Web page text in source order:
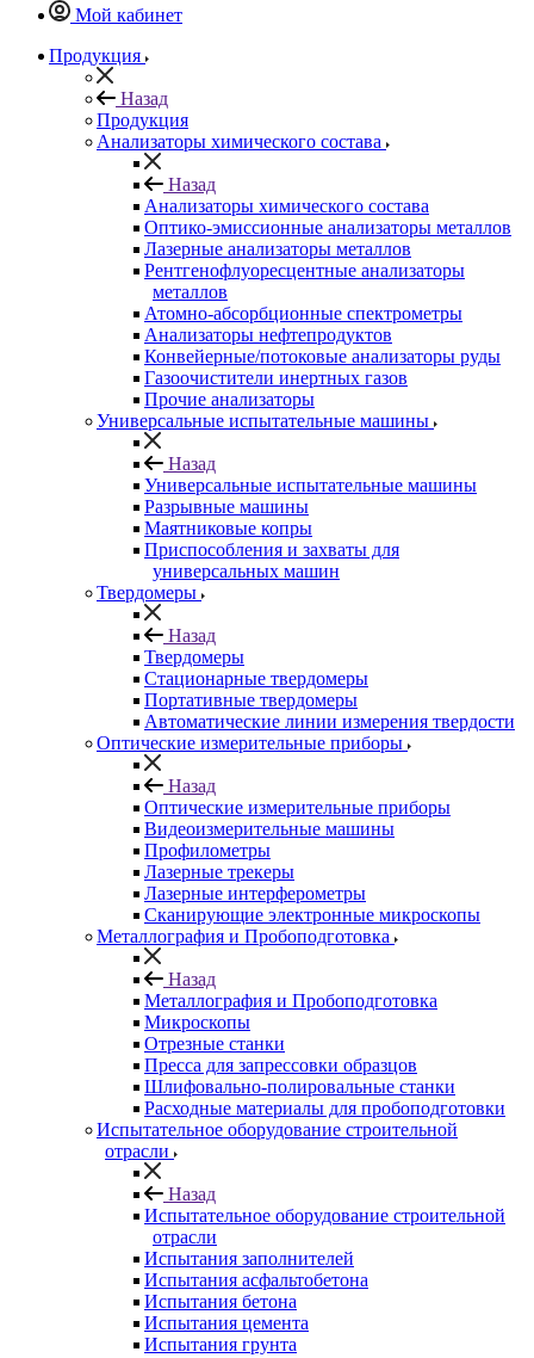
Мой кабинет
Продукция
Назад
Продукция
Анализаторы химического состава
Назад
Анализаторы химического состава
Оптико-эмиссионные анализаторы металлов
Лазерные анализаторы металлов
Рентгенофлуоресцентные анализаторы
металлов
Атомно-абсорбционные спектрометры
Анализаторы нефтепродуктов
Конвейерные/потоковые анализаторы руды
Газоочистители инертных газов
Прочие анализаторы
Универсальные испытательные машины
Назад
Универсальные испытательные машины
Разрывные машины
Маятниковые копры
Приспособления и захваты для
универсальных машин
Твердомеры
Назад
Твердомеры
Стационарные твердомеры
Портативные твердомеры
Автоматические линии измерения твердости
Оптические измерительные приборы
Назад
Оптические измерительные приборы
Видеоизмерительные машины
Профилометры
Лазерные трекеры
Лазерные интерферометры
Сканирующие электронные микроскопы
Металлография и Пробоподготовка
Назад
Металлография и Пробоподготовка
Микроскопы
Отрезные станки
Пресса для запрессовки образцов
Шлифовально-полировальные станки
Расходные материалы для пробоподготовки
Испытательное оборудование строительной
отрасли
Назад
Испытательное оборудование строительной
отрасли
Испытания заполнителей
Испытания асфальтобетона
Испытания бетона
Испытания цемента
Испытания грунта